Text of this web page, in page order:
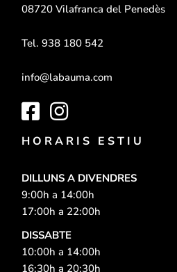
08720 Vilafranca del Penedès
Tel. 938 180 542
info@labauma.com
HORARIS ESTIU
DILLUNS A DIVENDRES
9:00h a 14:00h
17:00h a 22:00h
​DISSABTE
10:00h a 14:00h
16:30h a 20:30h